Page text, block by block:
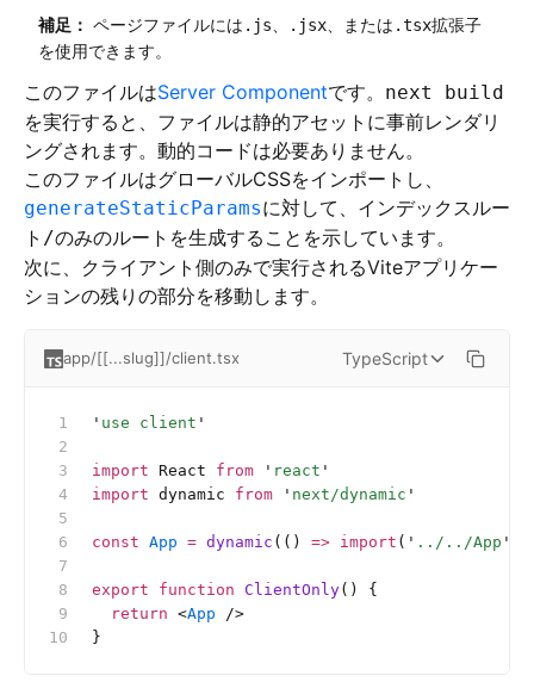
補足： ページファイルには .js .jsx 、または .tsx拡張子
を使用できます。
このファイルはServer Componentです。 next build
を実行すると、ファイルは静的アセットに事前レンダリ
ングされます。動的コードは必要ありません。
このファイルはグローバルCSSをインポートし、
generateStaticParamsに対して、インデックスルー
ト /のみのルートを生成することを示しています。
次に、クライアント側のみで実行されるViteアプリケー
ションの残りの部分を移動します。
app/[[...slug]]/client.tsx TypeScript
' use client '
import React from ' react '
import dynamic from ' next/dynamic '
const App = dynamic (() => import ( ' ../../App '
export function ClientOnly() {
  return
<App />
}